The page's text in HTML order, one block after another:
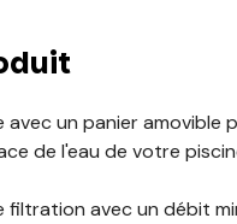
avec un panier
de l'eau de votre
avec un débit